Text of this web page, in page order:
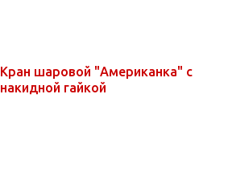
Кран шаровой "Американка" с
накидной гайкой